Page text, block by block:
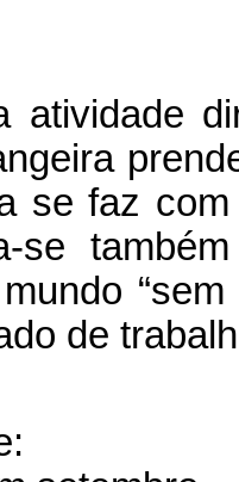
atividade
se faz
se
de